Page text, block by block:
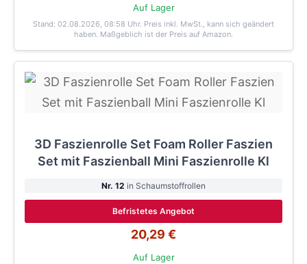
Auf Lager
Stand: 02.08.2026, 08:58 Uhr. Preis inkl. MwSt., kann sich geändert
haben. Maßgeblich ist der Preis auf Amazon.
3D Faszienrolle Set Foam Roller Faszien
Set mit Faszienball Mini Faszienrolle Kl
Nr. 12 in Schaumstoffrollen
Befristetes Angebot
20,29 €
Auf Lager